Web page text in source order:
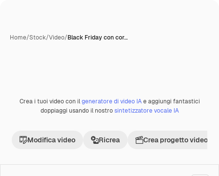
Home/Stock/Video/Black Friday con cor…
Premium
Crea i tuoi video con ilgeneratore di video IAe aggiungi fantastici
doppiaggi usando il nostrosintetizzatore vocale IA
Modifica video Ricrea Crea progetto video